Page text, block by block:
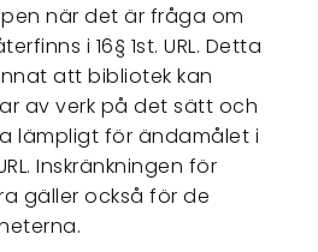
när det är fråga om
i 16§ 1st. URL. Detta
att bibliotek kan
av verk på det sätt och
lämpligt för ändamålet i
Inskränkningen för
gäller också för de